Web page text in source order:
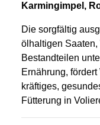
Karmingimpel,
Die sorgfältig
ölhaltigen
Bestandteilen
Ernährung,
kräftiges,
Fütterung in